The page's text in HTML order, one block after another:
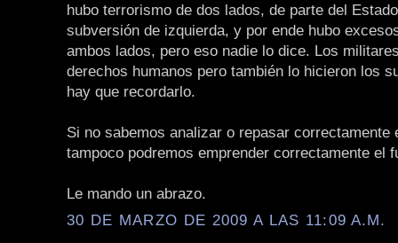
hubo terrorismo de dos lados, de parte del
subversión de izquierda, y por ende hubo
ambos lados, pero eso nadie lo dice. Los
derechos humanos pero también lo hicieron los
hay que recordarlo.
Si no sabemos analizar o repasar correctamente
tampoco podremos emprender correctamente el
Le mando un abrazo.
30 DE MARZO DE 2009 A LAS 11:09 A.M.